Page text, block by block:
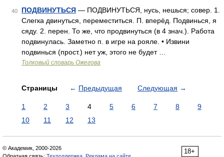
40 ПОДВИНУТЬСЯ — ПОДВИНУТЬСЯ, нусь, нешься; совер. 1.
Слегка двинуться, переместиться. П. вперёд. Подвинься, я
сяду. 2. перен. То же, что продвинуться (в 4 знач.). Работа
подвинулась. Заметно п. в игре на рояле. • Извини
подвинься (прост.) нет уж, этого не будет …
Толковый словарь Ожегова
Страницы ← Предыдущая Следующая →
1 2 3 4 5 6 7 8
9
10
11 12 13
18+
© Академик, 2000-2026